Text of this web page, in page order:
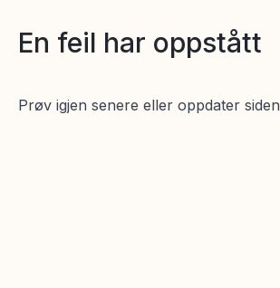
En feil har oppstått
Prøv igjen senere eller oppdater siden